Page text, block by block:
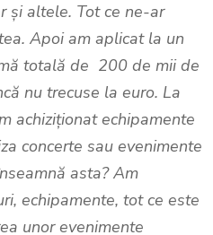
și altele. Tot ce ne-ar
Apoi am aplicat la un
totală de 200 de mii de
nu trecuse la euro. La
achiziționat echipamente
concerte sau evenimente
asta? Am
echipamente, tot ce este
unor evenimente